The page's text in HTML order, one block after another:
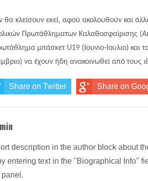
θα κλείσουν εκεί, αφού ακολουθούν και
Πρωτάθληματων Καλαθοσφαίρισης
μπάσκετ U19 (Ιουνιο-Ιουλιο) και
να έχουν ήδη ανακοινωθεί από τους
Share on Twitter Share on
description in the author block about
entering text in the "Biographical Info"